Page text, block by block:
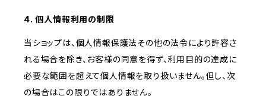
4. 個人情報利用の制限
当ショップは、個人情報保護法その他の法令により許容さ
れる場合を除き、お客様の同意を得ず、利用目的の達成に
必要な範囲を超えて個人情報を取り扱いません。但し、次
の場合はこの限りではありません。